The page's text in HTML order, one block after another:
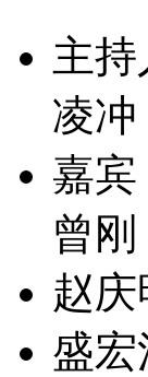
主持
凌
嘉宾
曾
赵
盛